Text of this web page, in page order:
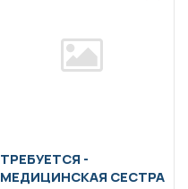
ТРЕБУЕТСЯ -
МЕДИЦИНСКАЯ СЕСТРА